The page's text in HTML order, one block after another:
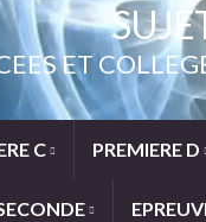
ET
C PREMIERE D